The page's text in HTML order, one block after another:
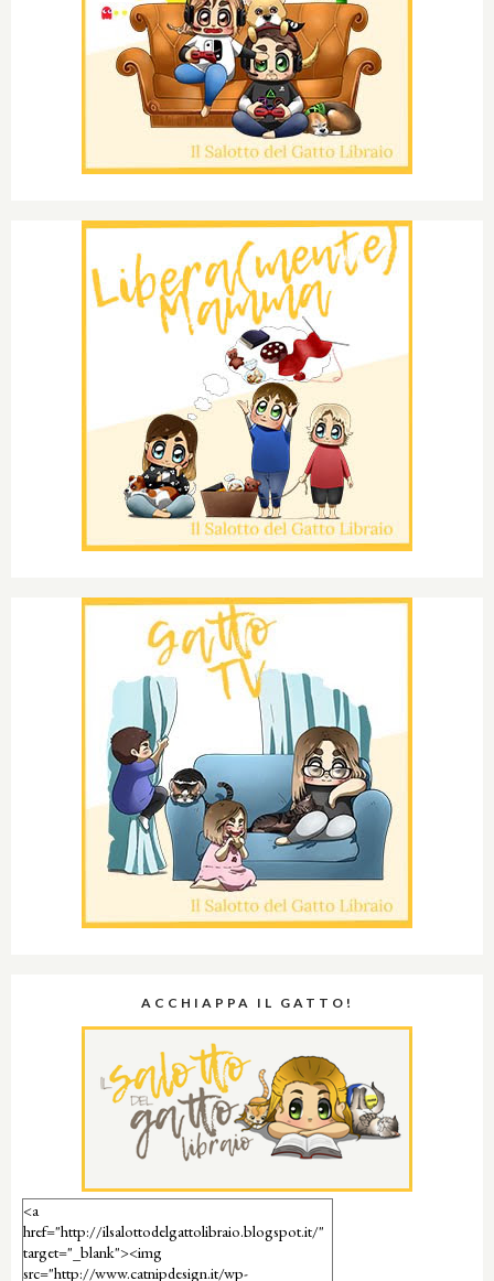
ACCHIAPPA IL GATTO!